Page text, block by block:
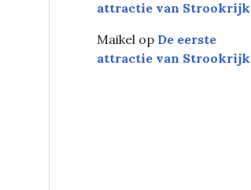
attractie van Strookrijk
Maikel op De eerste
attractie van Strookrijk